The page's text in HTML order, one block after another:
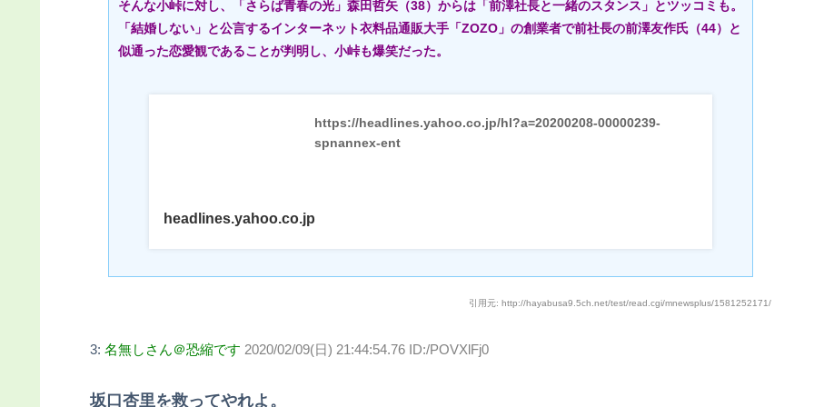
そんな小峠に対し、「さらば青春の光」森田哲矢（38）からは「前澤社長と一緒のスタンス」とツッコミも。
「結婚しない」と公言するインターネット衣料品通販大手「ZOZO」の創業者で前社長の前澤友作氏（44）と
似通った恋愛観であることが判明し、小峠も爆笑だった。
https://headlines.yahoo.co.jp/hl?a=20200208-00000239-
spnannex-ent
headlines.yahoo.co.jp
引用元: http://hayabusa9.5ch.net/test/read.cgi/mnewsplus/1581252171/
3: 名無しさん＠恐縮です 2020/02/09(日) 21:44:54.76 ID:/POVXlFj0
坂口杏里を救ってやれよ。